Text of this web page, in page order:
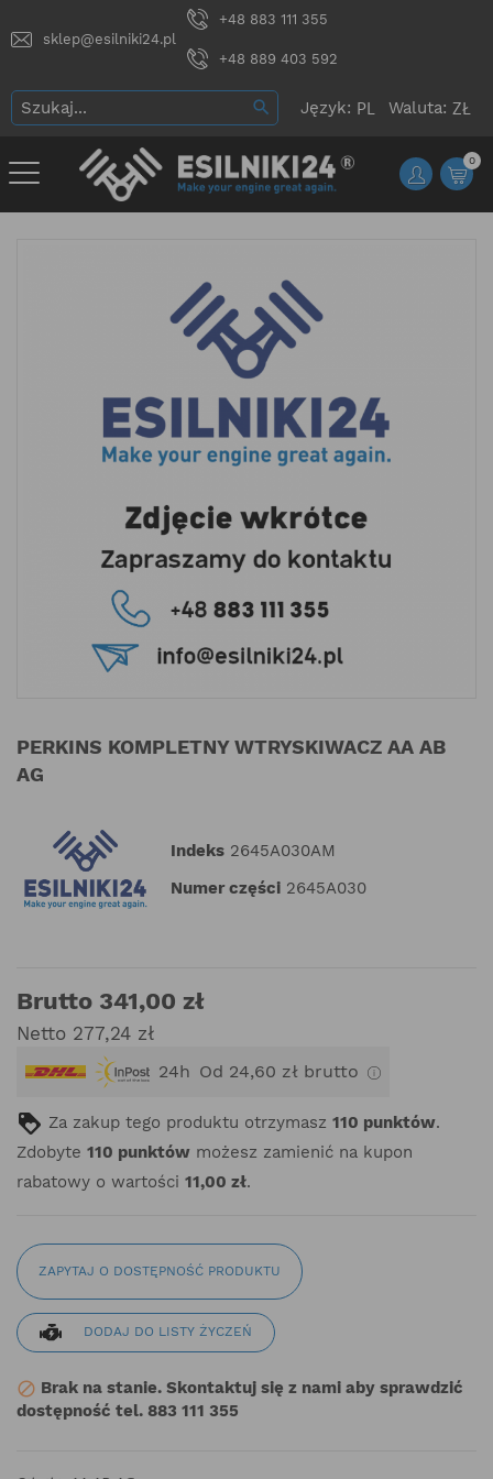
sklep@esilniki24.pl
+48 883 111 355
+48 889 403 592
Język: Waluta:
0
PERKINS KOMPLETNY WTRYSKIWACZ AA AB
AG
Indeks 2645A030AM
Numer części 2645A030
Brutto 341,00 zł
Netto 277,24 zł
24h Od 24,60 zł brutto
Za zakup tego produktu otrzymasz 110 punktów.
Zdobyte 110 punktów możesz zamienić na kupon
rabatowy o wartości 11,00 zł.
ZAPYTAJ O DOSTĘPNOŚĆ PRODUKTU
DODAJ DO LISTY ŻYCZEŃ
 Brak na stanie. Skontaktuj się z nami aby sprawdzić
dostępność tel. 883 111 355